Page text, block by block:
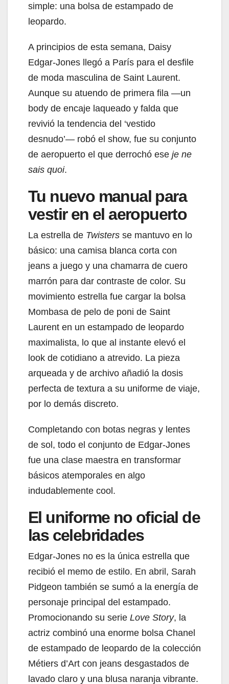
simple: una bolsa de estampado de
leopardo.
A principios de esta semana, Daisy
Edgar-Jones llegó a París para el desfile
de moda masculina de Saint Laurent.
Aunque su atuendo de primera fila —un
body de encaje laqueado y falda que
revivió la tendencia del ‘vestido
desnudo’— robó el show, fue su conjunto
de aeropuerto el que derrochó ese je ne
sais quoi.
Tu nuevo manual para
vestir en el aeropuerto
La estrella de Twisters se mantuvo en lo
básico: una camisa blanca corta con
jeans a juego y una chamarra de cuero
marrón para dar contraste de color. Su
movimiento estrella fue cargar la bolsa
Mombasa de pelo de poni de Saint
Laurent en un estampado de leopardo
maximalista, lo que al instante elevó el
look de cotidiano a atrevido. La pieza
arqueada y de archivo añadió la dosis
perfecta de textura a su uniforme de viaje,
por lo demás discreto.
Completando con botas negras y lentes
de sol, todo el conjunto de Edgar-Jones
fue una clase maestra en transformar
básicos atemporales en algo
indudablemente cool.
El uniforme no oficial de
las celebridades
Edgar-Jones no es la única estrella que
recibió el memo de estilo. En abril, Sarah
Pidgeon también se sumó a la energía de
personaje principal del estampado.
Promocionando su serie Love Story, la
actriz combinó una enorme bolsa Chanel
de estampado de leopardo de la colección
Métiers d’Art con jeans desgastados de
lavado claro y una blusa naranja vibrante.